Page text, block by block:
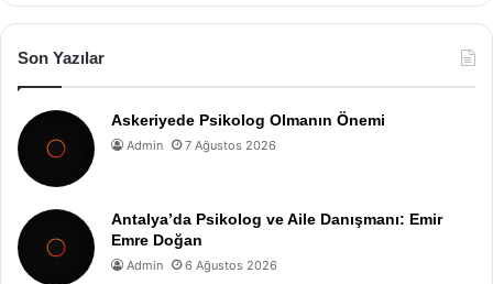
Son Yazılar
Askeriyede Psikolog Olmanın Önemi
Admin 7 Ağustos 2026
Antalya’da Psikolog ve Aile Danışmanı: Emir
Emre Doğan
Admin 6 Ağustos 2026